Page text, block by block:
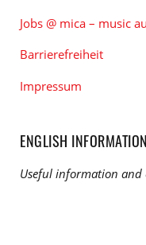
Jobs @ mica – music
Barrierefreiheit
Impressum
ENGLISH INFORMATION
Useful information and